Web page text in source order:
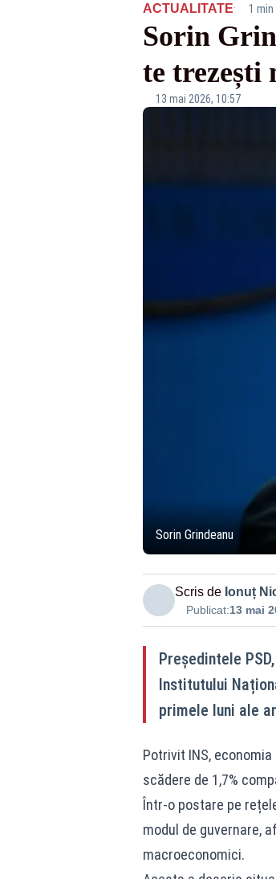
ACTUALITATE· 1
Sorin
te trezești
13 mai 2026, 10:57
Sorin Grindeanu
Scris de Ionuț
Publicat:13 mai
Președintele
Institutului
primele luni ale
Potrivit INS,
scădere de 1,7%
Într-o postare pe
modul de guvernare,
macroeconomici.